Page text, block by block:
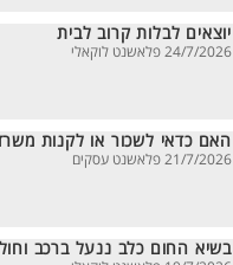
יוצאים לבלות קרוב לבית
24/7/2026 פלאשנט לוקאלי
האם כדאי לשכור או לקנות
21/7/2026 פלאשנט עסקים
בשיא החום כלב ננעל ברכב